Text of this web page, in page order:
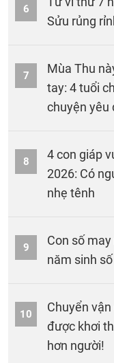
6
Sửu rủng
7
Mùa Thu
tay: 4 tuổi
chuyện yêu
8
4 con giáp
2026: Có
nhẹ tênh
9
Con số
năm sinh
10
Chuyển
được khơi
hơn người!